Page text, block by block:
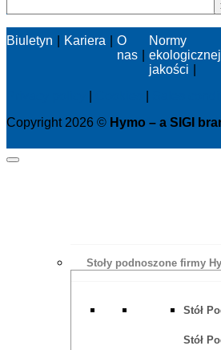
Biuletyn Kariera
O
nas
Normy
ekologicznej
jakości
Copyright 2026 © Hymo – a SIGI
Stoły podnoszone firmy
Stół
Stół